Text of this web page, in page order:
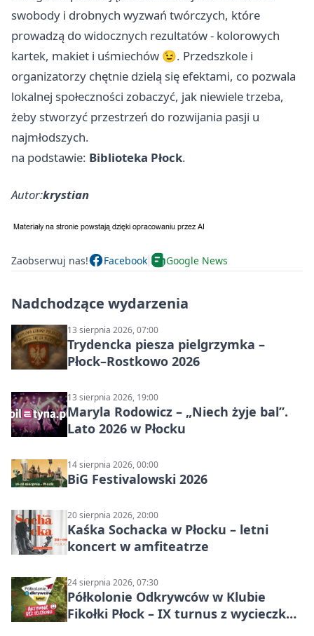
swobody i drobnych wyzwań twórczych, które
prowadzą do widocznych rezultatów - kolorowych
kartek, makiet i uśmiechów 😉. Przedszkole i
organizatorzy chętnie dzielą się efektami, co pozwala
lokalnej społeczności zobaczyć, jak niewiele trzeba,
żeby stworzyć przestrzeń do rozwijania pasji u
najmłodszych.
na podstawie: Biblioteka Płock.
Autor:krystian
Zaobserwuj nas! Facebook Google News
Nadchodzące wydarzenia
13 sierpnia 2026, 07:00
Trydencka piesza pielgrzymka –
Płock–Rostkowo 2026
13 sierpnia 2026, 19:00
Maryla Rodowicz – „Niech żyje bal”.
Lato 2026 w Płocku
14 sierpnia 2026, 00:00
BiG Festivalowski 2026
20 sierpnia 2026, 20:00
Kaśka Sochacka w Płocku – letni
koncert w amfiteatrze
24 sierpnia 2026, 07:30
Półkolonie Odkrywców w Klubie
Fikołki Płock – IX turnus z wycieczką